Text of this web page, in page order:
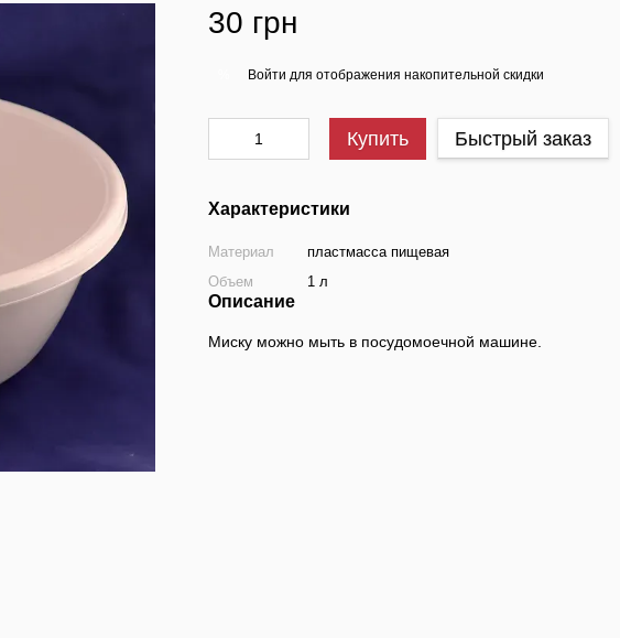
30 грн
Войти для отображения накопительной скидки
Купить Быстрый заказ
Характеристики
Материал
пластмасса пищевая
Объем
1 л
Описание
Миску можно мыть в посудомоечной машине.